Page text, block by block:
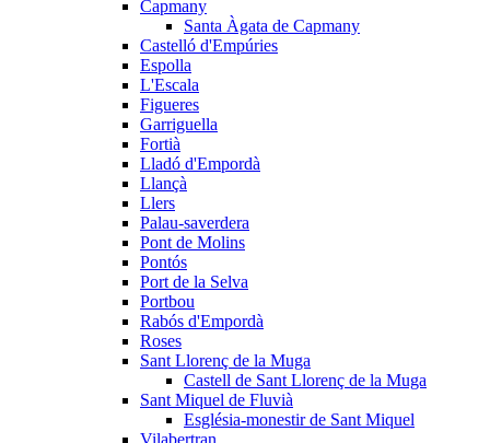
Capmany
Santa Àgata de Capmany
Castelló d'Empúries
Espolla
L'Escala
Figueres
Garriguella
Fortià
Lladó d'Empordà
Llançà
Llers
Palau-saverdera
Pont de Molins
Pontós
Port de la Selva
Portbou
Rabós d'Empordà
Roses
Sant Llorenç de la Muga
Castell de Sant Llorenç de la Muga
Sant Miquel de Fluvià
Església-monestir de Sant Miquel
Vilabertran